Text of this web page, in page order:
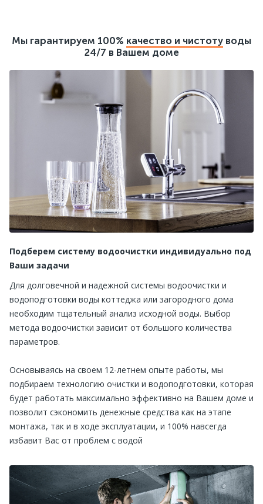
Мы гарантируем 100% качество и чистоту воды
24/7 в Вашем доме
Подберем систему водоочистки индивидуально под
Ваши задачи
Для долговечной и надежной системы водоочистки и
водоподготовки воды коттеджа или загородного дома
необходим тщательный анализ исходной воды. Выбор
метода водоочистки зависит от большого количества
параметров.
Основываясь на своем 12-летнем опыте работы, мы
подбираем технологию очистки и водоподготовки, которая
будет работать максимально эффективно на Вашем доме и
позволит сэкономить денежные средства как на этапе
монтажа, так и в ходе эксплуатации, и 100% навсегда
избавит Вас от проблем с водой